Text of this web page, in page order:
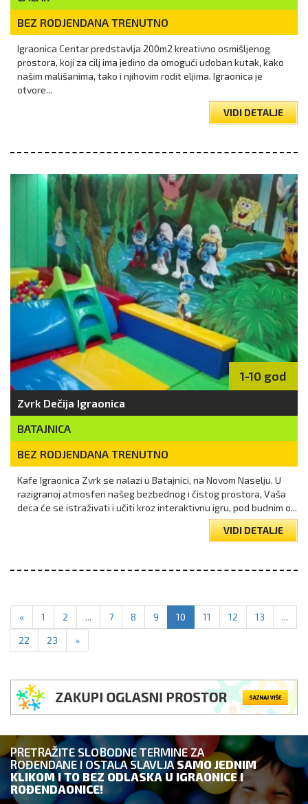
BEZ RODJENDANA TRENUTNO
Igraonica Centar predstavlja 200m2 kreativno osmišljenog
prostora, koji za cilj ima jedino da omogući udoban kutak, kako
našim mališanima, tako i njihovim rodit eljima. Igraonica je
otvore...
VIDI DETALJE
1-10 god
Zvrk Dečija Igraonica
BATAJNICA
BEZ RODJENDANA TRENUTNO
Kafe Igraonica Zvrk se nalazi u Batajnici, na Novom Naselju. U
razigranoj atmosferi našeg bezbednog i čistog prostora, Vaša
deca će se istraživati i učiti kroz interaktivnu igru, pod budnim o...
VIDI DETALJE
« 1 2 ... 7 8 9 10 11 12 13
...
22
23 »
PRETRAŽITE SLOBODNE TERMINE ZA
ROĐENDANE I OSTALA SLAVLJASAMO JEDNIM
KLIKOM I TO BEZ ODLASKA U IGRAONICE I
ROĐENDAONICE!